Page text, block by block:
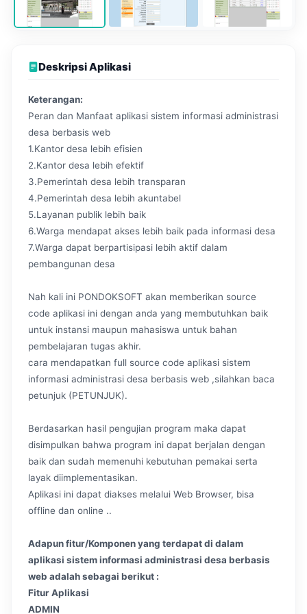
Deskripsi Aplikasi
Keterangan:
Peran dan Manfaat aplikasi sistem informasi administrasi
desa berbasis web
1.Kantor desa lebih efisien
2.Kantor desa lebih efektif
3.Pemerintah desa lebih transparan
4.Pemerintah desa lebih akuntabel
5.Layanan publik lebih baik
6.Warga mendapat akses lebih baik pada informasi desa
7.Warga dapat berpartisipasi lebih aktif dalam
pembangunan desa
Nah kali ini PONDOKSOFT akan memberikan source
code aplikasi ini dengan anda yang membutuhkan baik
untuk instansi maupun mahasiswa untuk bahan
pembelajaran tugas akhir.
cara mendapatkan full source code aplikasi sistem
informasi administrasi desa berbasis web ,silahkan baca
petunjuk (PETUNJUK).
Berdasarkan hasil pengujian program maka dapat
disimpulkan bahwa program ini dapat berjalan dengan
baik dan sudah memenuhi kebutuhan pemakai serta
layak diimplementasikan.
Aplikasi ini dapat diakses melalui Web Browser, bisa
offline dan online ..
Adapun fitur/Komponen yang terdapat di dalam
aplikasi sistem informasi administrasi desa berbasis
web adalah sebagai berikut :
Fitur Aplikasi
ADMIN